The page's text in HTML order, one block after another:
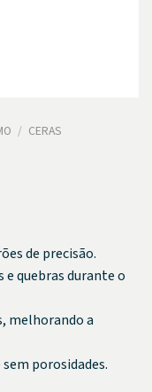
/ CERAS
de precisão.
quebras durante o
melhorando a
porosidades.